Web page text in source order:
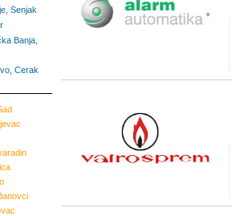
Senjak
Banja,
Cerak